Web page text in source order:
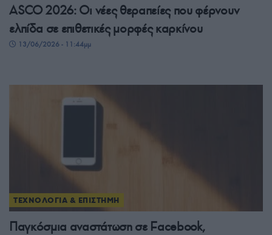
ASCO 2026: Οι νέες θεραπείες που φέρνουν
ελπίδα σε επιθετικές μορφές καρκίνου
13/06/2026 - 11:44μμ
ΤΕΧΝΟΛΟΓΙΑ & ΕΠΙΣΤΗΜΗ
Παγκόσμια αναστάτωση σε Facebook,